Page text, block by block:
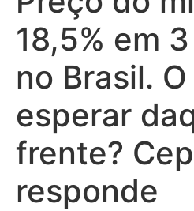
18,5% em
no Brasil.
esperar
frente?
responde